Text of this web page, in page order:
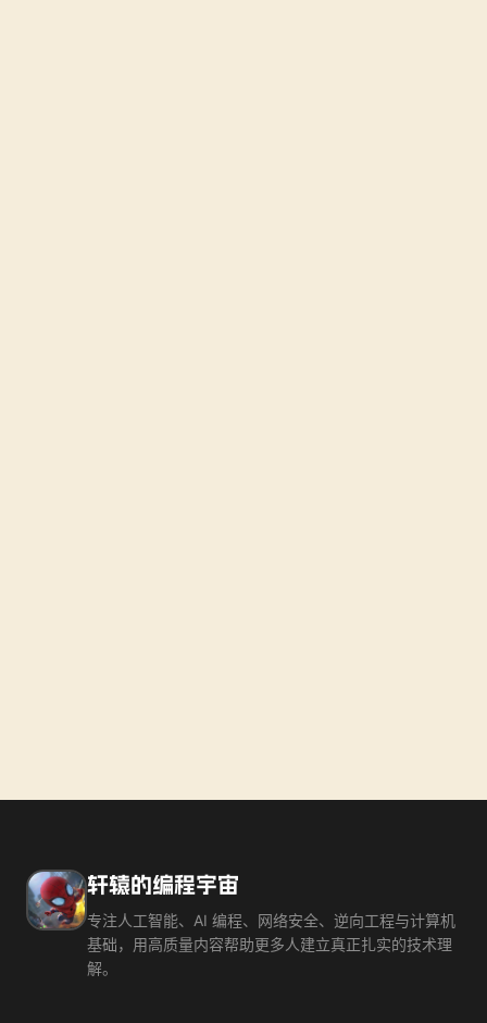
轩辕的编程宇宙
专注人工智能、AI 编程、网络安全、逆向工程与计算机
基础，用高质量内容帮助更多人建立真正扎实的技术理
解。